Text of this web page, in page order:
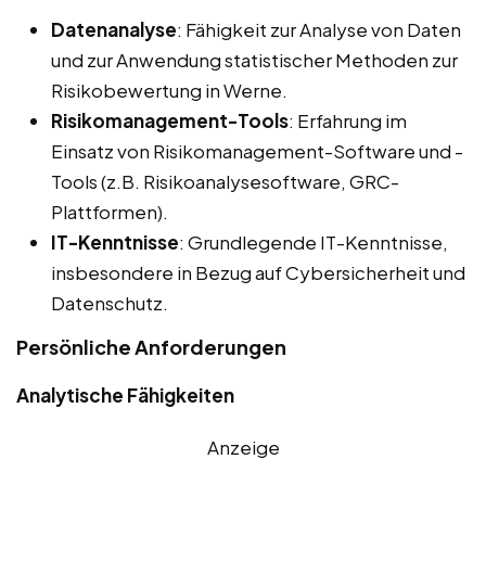
Datenanalyse: Fähigkeit zur Analyse von Daten
und zur Anwendung statistischer Methoden zur
Risikobewertung in Werne.
Risikomanagement-Tools: Erfahrung im
Einsatz von Risikomanagement-Software und -
Tools (z.B. Risikoanalysesoftware, GRC-
Plattformen).
IT-Kenntnisse: Grundlegende IT-Kenntnisse,
insbesondere in Bezug auf Cybersicherheit und
Datenschutz.
Persönliche Anforderungen
Analytische Fähigkeiten
Anzeige